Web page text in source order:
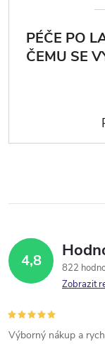
PÉČE PO
ČEMU SE
4,8
822
Zobrazit
Výborný nákup a